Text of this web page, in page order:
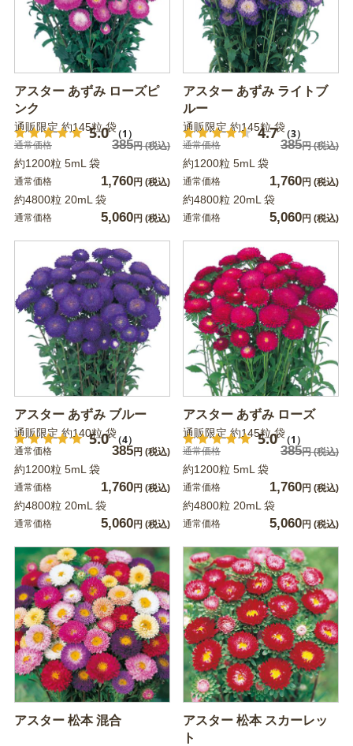
アスター あずみ ローズピ
ンク
5.0 （1）
通販限定 約145粒 袋
通常価格 385円(税込)
約1200粒 5mL 袋
通常価格 1,760円 (税込)
約4800粒 20mL 袋
通常価格 5,060円 (税込)
アスター あずみ ライトブ
ルー
4.7 （3）
通販限定 約145粒 袋
通常価格 385円(税込)
約1200粒 5mL 袋
通常価格 1,760円 (税込)
約4800粒 20mL 袋
通常価格 5,060円 (税込)
アスター あずみ ブルー
5.0 （4）
通販限定 約140粒 袋
通常価格 385円 (税込)
約1200粒 5mL 袋
通常価格 1,760円 (税込)
約4800粒 20mL 袋
通常価格 5,060円 (税込)
アスター あずみ ローズ
5.0 （1）
通販限定 約145粒 袋
通常価格 385円(税込)
約1200粒 5mL 袋
通常価格 1,760円 (税込)
約4800粒 20mL 袋
通常価格 5,060円 (税込)
アスター 松本 混合
アスター 松本 スカーレッ
ト